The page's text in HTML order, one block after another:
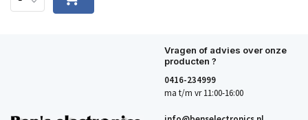
Vragen of advies over onze
producten ?
0416-234999
ma t/m vr 11:00-16:00